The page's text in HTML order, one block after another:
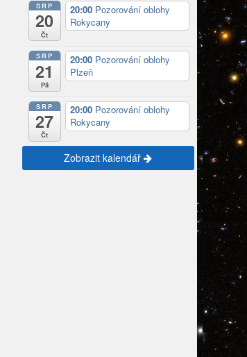
SRP
20
Čt
20:00 Pozorování oblohy
Rokycany
SRP
21
Pá
20:00 Pozorování oblohy
Plzeň
SRP
27
Čt
20:00 Pozorování oblohy
Rokycany
Zobrazit kalendář